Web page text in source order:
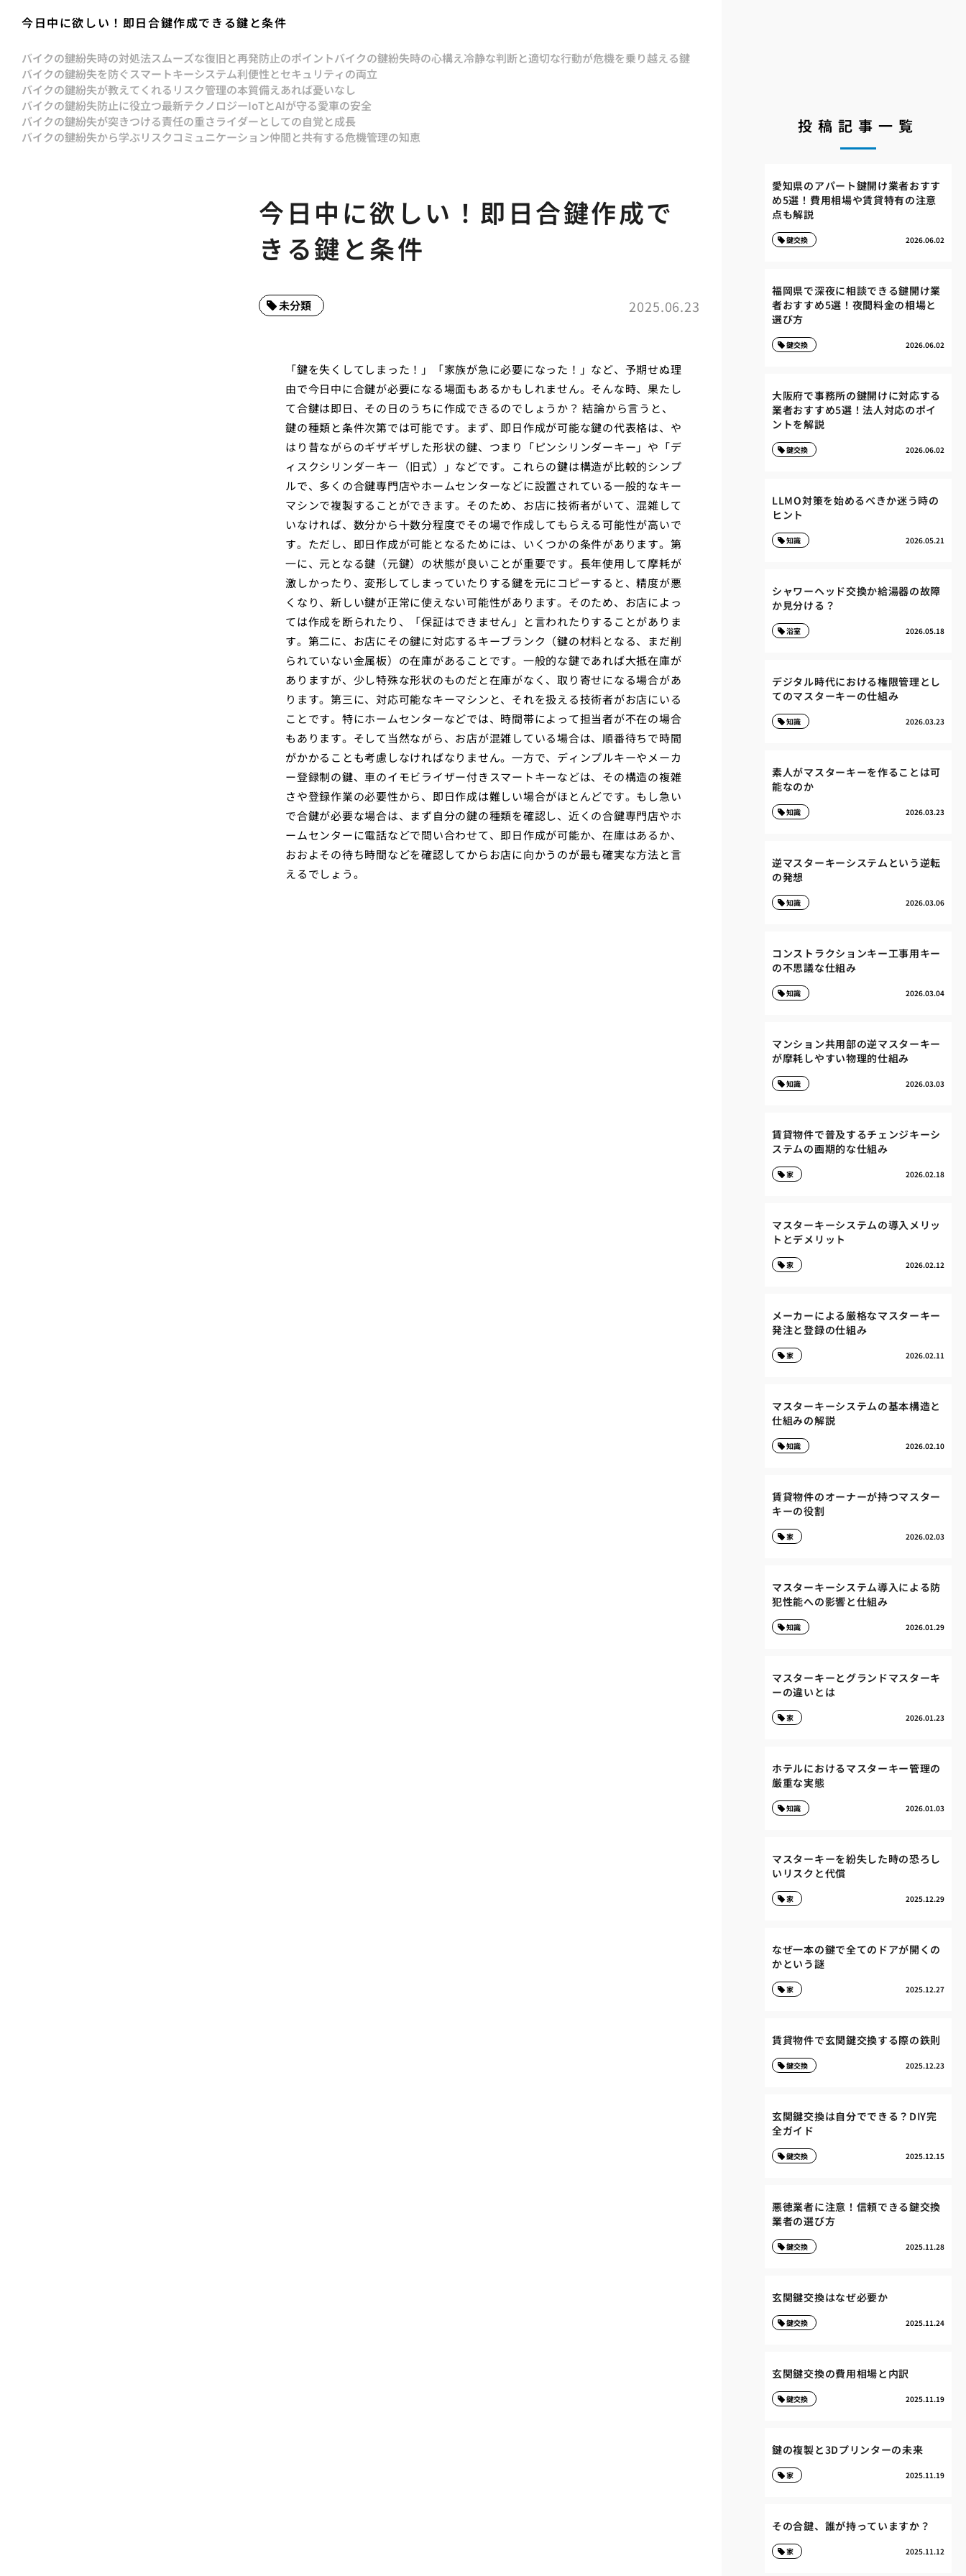
今日中に欲しい！即日合鍵作成できる鍵と条件
バイクの鍵紛失時の対処法スムーズな復旧と再発防止のポイントバイクの鍵紛失時の心構え冷静な判断と適切な行動が危機を乗り越える鍵
バイクの鍵紛失を防ぐスマートキーシステム利便性とセキュリティの両立
バイクの鍵紛失が教えてくれるリスク管理の本質備えあれば憂いなし
バイクの鍵紛失防止に役立つ最新テクノロジーIoTとAIが守る愛車の安全
バイクの鍵紛失が突きつける責任の重さライダーとしての自覚と成長
バイクの鍵紛失から学ぶリスクコミュニケーション仲間と共有する危機管理の知恵
今日中に欲しい！即日合鍵作成で
きる鍵と条件
2025.06.23
未分類
「鍵を失くしてしまった！」「家族が急に必要になった！」など、予期せぬ理
由で今日中に合鍵が必要になる場面もあるかもしれません。そんな時、果たし
て合鍵は即日、その日のうちに作成できるのでしょうか？ 結論から言うと、
鍵の種類と条件次第では可能です。まず、即日作成が可能な鍵の代表格は、や
はり昔ながらのギザギザした形状の鍵、つまり「ピンシリンダーキー」や「デ
ィスクシリンダーキー（旧式）」などです。これらの鍵は構造が比較的シンプ
ルで、多くの合鍵専門店やホームセンターなどに設置されている一般的なキー
マシンで複製することができます。そのため、お店に技術者がいて、混雑して
いなければ、数分から十数分程度でその場で作成してもらえる可能性が高いで
す。ただし、即日作成が可能となるためには、いくつかの条件があります。第
一に、元となる鍵（元鍵）の状態が良いことが重要です。長年使用して摩耗が
激しかったり、変形してしまっていたりする鍵を元にコピーすると、精度が悪
くなり、新しい鍵が正常に使えない可能性があります。そのため、お店によっ
ては作成を断られたり、「保証はできません」と言われたりすることがありま
す。第二に、お店にその鍵に対応するキーブランク（鍵の材料となる、まだ削
られていない金属板）の在庫があることです。一般的な鍵であれば大抵在庫が
ありますが、少し特殊な形状のものだと在庫がなく、取り寄せになる場合があ
ります。第三に、対応可能なキーマシンと、それを扱える技術者がお店にいる
ことです。特にホームセンターなどでは、時間帯によって担当者が不在の場合
もあります。そして当然ながら、お店が混雑している場合は、順番待ちで時間
がかかることも考慮しなければなりません。一方で、ディンプルキーやメーカ
ー登録制の鍵、車のイモビライザー付きスマートキーなどは、その構造の複雑
さや登録作業の必要性から、即日作成は難しい場合がほとんどです。もし急い
で合鍵が必要な場合は、まず自分の鍵の種類を確認し、近くの合鍵専門店やホ
ームセンターに電話などで問い合わせて、即日作成が可能か、在庫はあるか、
おおよその待ち時間などを確認してからお店に向かうのが最も確実な方法と言
えるでしょう。
投稿記事一覧
愛知県のアパート鍵開け業者おすす
め5選！費用相場や賃貸特有の注意
点も解説
2026.06.02
鍵交換
福岡県で深夜に相談できる鍵開け業
者おすすめ5選！夜間料金の相場と
選び方
2026.06.02
鍵交換
大阪府で事務所の鍵開けに対応する
業者おすすめ5選！法人対応のポイ
ントを解説
2026.06.02
鍵交換
LLMO対策を始めるべきか迷う時の
ヒント
2026.05.21
知識
シャワーヘッド交換か給湯器の故障
か見分ける？
2026.05.18
浴室
デジタル時代における権限管理とし
てのマスターキーの仕組み
2026.03.23
知識
素人がマスターキーを作ることは可
能なのか
2026.03.23
知識
逆マスターキーシステムという逆転
の発想
2026.03.06
知識
コンストラクションキー工事用キー
の不思議な仕組み
2026.03.04
知識
マンション共用部の逆マスターキー
が摩耗しやすい物理的仕組み
2026.03.03
知識
賃貸物件で普及するチェンジキーシ
ステムの画期的な仕組み
2026.02.18
家
マスターキーシステムの導入メリッ
トとデメリット
2026.02.12
家
メーカーによる厳格なマスターキー
発注と登録の仕組み
2026.02.11
家
マスターキーシステムの基本構造と
仕組みの解説
2026.02.10
知識
賃貸物件のオーナーが持つマスター
キーの役割
2026.02.03
家
マスターキーシステム導入による防
犯性能への影響と仕組み
2026.01.29
知識
マスターキーとグランドマスターキ
ーの違いとは
2026.01.23
家
ホテルにおけるマスターキー管理の
厳重な実態
2026.01.03
知識
マスターキーを紛失した時の恐ろし
いリスクと代償
2025.12.29
家
なぜ一本の鍵で全てのドアが開くの
かという謎
2025.12.27
家
賃貸物件で玄関鍵交換する際の鉄則
2025.12.23
鍵交換
玄関鍵交換は自分でできる？DIY完
全ガイド
2025.12.15
鍵交換
悪徳業者に注意！信頼できる鍵交換
業者の選び方
2025.11.28
鍵交換
玄関鍵交換はなぜ必要か
2025.11.24
鍵交換
玄関鍵交換の費用相場と内訳
2025.11.19
鍵交換
鍵の複製と3Dプリンターの未来
2025.11.19
家
その合鍵、誰が持っていますか？
2025.11.12
家